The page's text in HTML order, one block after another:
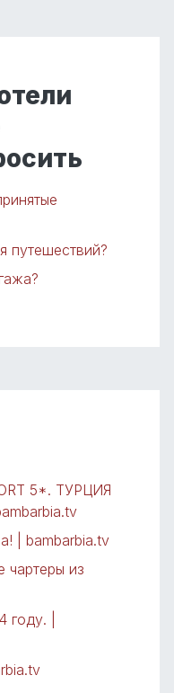
путешествий?
5*. ТУРЦИЯ
| bambarbia.tv
чартеры из
|